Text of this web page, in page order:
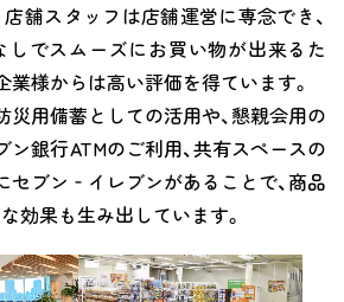
舗スタッフは店舗運営に専念でき、
しでスムーズにお買い物が出来るた
業様からは高い評価を得ています。
災用備蓄としての活用や、懇親会用の
ン銀行ATMのご利用、共有スペースの
セブン‐イレブンがあることで、商品
効果も生み出しています。